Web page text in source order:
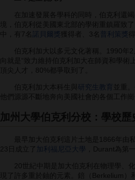
在加速發展各學科的同時，伯克利還竭
境，伯克利從美國東北部的學術重鎮羅致
中，有7名
諾貝爾獎 獲得者、3名 普利策獎
伯克利加大以多元文化著稱。1990年2
向就是“致力維持伯克利加大在師資和學術
頂尖人才，80%都爭取到了。
伯克利加大本科生與研究生教育 並重
他們源源不斷地奔向美國社會的各個工作
加州大學伯克利分校：學校歷
最早加大伯克利這片土地是1866年由私
23日成立了 加利福尼亞大學 ，Durant為第
20世紀中期是加大伯克利在物理學、化
現了許多重於鈾的元素。錇（Berkelium